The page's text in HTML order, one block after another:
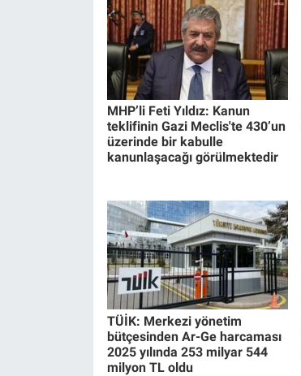
MHP’li Feti Yıldız: Kanun
teklifinin Gazi Meclis'te 430’un
üzerinde bir kabulle
kanunlaşacağı görülmektedir
TÜİK: Merkezi yönetim
bütçesinden Ar-Ge harcaması
2025 yılında 253 milyar 544
milyon TL oldu